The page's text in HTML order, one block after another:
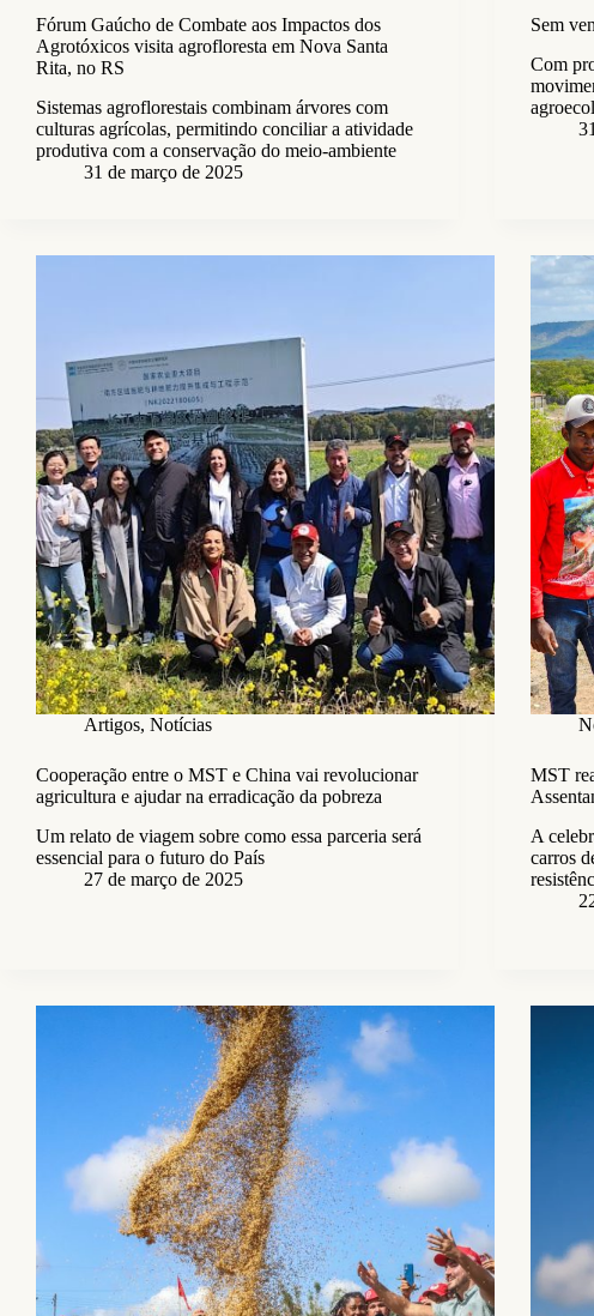
Fórum Gaúcho de Combate aos Impactos dos
Agrotóxicos visita agrofloresta em Nova Santa
Rita, no RS
Sistemas agroflorestais combinam árvores com
culturas agrícolas, permitindo conciliar a atividade
produtiva com a conservação do meio-ambiente
31 de março de 2025
Sem
Com
Artigos, Notícias
Cooperação entre o MST e China vai revolucionar
agricultura e ajudar na erradicação da pobreza
Um relato de viagem sobre como essa parceria será
essencial para o futuro do País
27 de março de 2025
MST
A
carros